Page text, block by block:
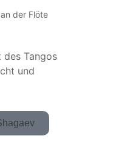
der Flöte
des Tangos
und